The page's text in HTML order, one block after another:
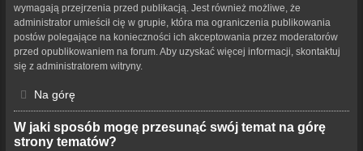
wymagają przejrzenia przed publikacją. Jest również możliwe, że
administrator umieścił cię w grupie, która ma ograniczenia publikowania
postów polegające na konieczności ich akceptowania przez moderatorów
przed opublikowaniem na forum. Aby uzyskać więcej informacji, skontaktuj
się z administratorem witryny.
Na górę
W jaki sposób mogę przesunąć swój temat na górę
strony tematów?